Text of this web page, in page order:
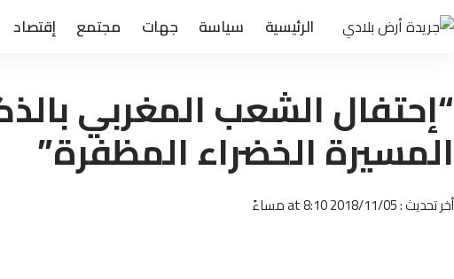
الرئيسية سياسة جهات مجتمع إقتصاد
المسيرة الخضراء المظفرة”
أخر تحديث : 2018/11/05 at 8:10 مساءً